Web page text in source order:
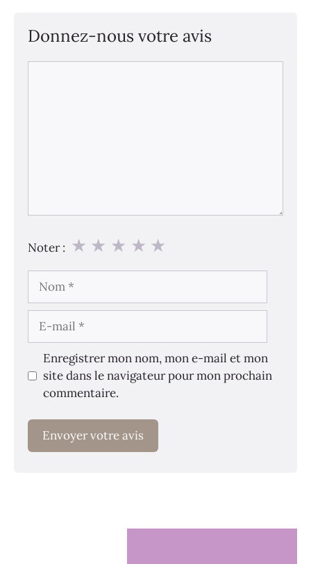
Donnez-nous votre avis
Noter : ★
★
★
★
★
mail
Enregistrer mon nom, mon e-mail et mon
site dans le navigateur pour mon prochain
commentaire.